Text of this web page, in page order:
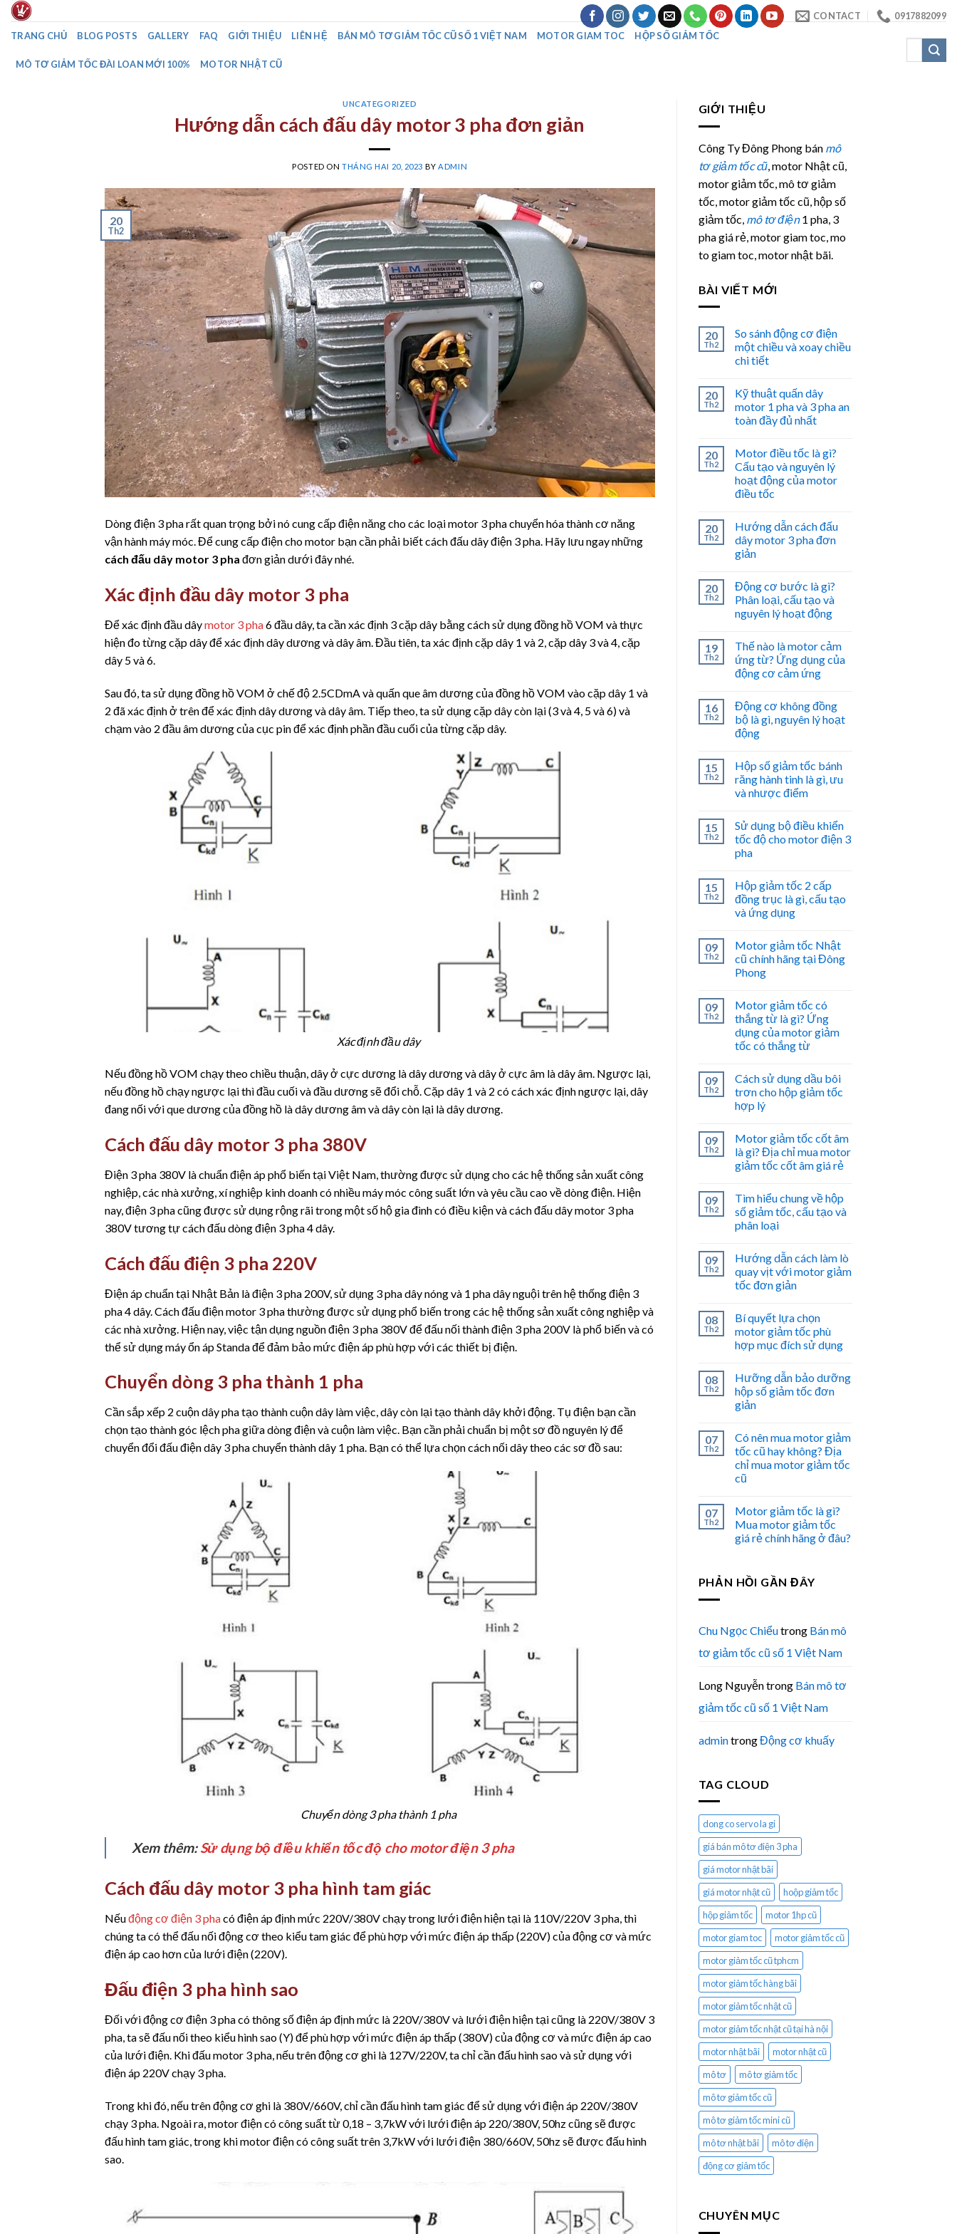
Skip
content
CONTACT
0917882099
TRANG CHỦ
BLOG POSTS GALLERY FAQ GIỚI THIỆU LIÊN HỆ BÁN MÔ TƠ GIẢM TỐC CŨ SỐ 1 VIỆT NAM MOTOR GIAM TOC HỘP SỐ GIẢM TỐC
MÔ TƠ GIẢM TỐC ĐÀI LOAN MỚI 100% MOTOR NHẬT CŨ
UNCATEGORIZED
Hướng dẫn cách đấu dây motor 3 pha đơn giản
POSTED ON THÁNG HAI 20, 2023 BY ADMIN
20
Th2
Dòng điện 3 pha rất quan trọng bởi nó cung cấp điện năng cho các loại motor 3 pha chuyển hóa thành cơ năng
vận hành máy móc. Để cung cấp điện cho motor bạn cần phải biết cách đấu dây điện 3 pha. Hãy lưu ngay những
cách đấu dây motor 3 pha đơn giản dưới đây nhé.
Xác định đầu dây motor 3 pha
Để xác định đầu dâymotor 3 pha6 đầu dây, ta cần xác định 3 cặp dây bằng cách sử dụng đồng hồ VOM và thực
hiện đo từng cặp dây để xác định dây dương và dây âm. Đầu tiên, ta xác định cặp dây 1 và 2, cặp dây 3 và 4, cặp
dây 5 và 6.
Sau đó, ta sử dụng đồng hồ VOM ở chế độ 2.5CDmA và quấn que âm dương của đồng hồ VOM vào cặp dây 1 và
2 đã xác định ở trên để xác định dây dương và dây âm. Tiếp theo, ta sử dụng cặp dây còn lại (3 và 4, 5 và 6) và
chạm vào 2 đầu âm dương của cục pin để xác định phần đầu cuối của từng cặp dây.
Xác định đầu dây
Nếu đồng hồ VOM chạy theo chiều thuận, dây ở cực dương là dây dương và dây ở cực âm là dây âm. Ngược lại,
nếu đồng hồ chạy ngược lại thì đầu cuối và đầu dương sẽ đổi chỗ. Cặp dây 1 và 2 có cách xác định ngược lại, dây
đang nối với que dương của đồng hồ là dây dương âm và dây còn lại là dây dương.
Cách đấu dây motor 3 pha 380V
Điện 3 pha 380V là chuẩn điện áp phổ biến tại Việt Nam, thường được sử dụng cho các hệ thống sản xuất công
nghiệp, các nhà xưởng, xí nghiệp kinh doanh có nhiều máy móc công suất lớn và yêu cầu cao về dòng điện. Hiện
nay, điện 3 pha cũng được sử dụng rộng rãi trong một số hộ gia đình có điều kiện và cách đấu dây motor 3 pha
380V tương tự cách đấu dòng điện 3 pha 4 dây.
Cách đấu điện 3 pha 220V
Điện áp chuẩn tại Nhật Bản là điện 3 pha 200V, sử dụng 3 pha dây nóng và 1 pha dây nguội trên hệ thống điện 3
pha 4 dây. Cách đấu điện motor 3 pha thường được sử dụng phổ biến trong các hệ thống sản xuất công nghiệp và
các nhà xưởng. Hiện nay, việc tận dụng nguồn điện 3 pha 380V để đấu nối thành điện 3 pha 200V là phổ biến và có
thể sử dụng máy ổn áp Standa để đảm bảo mức điện áp phù hợp với các thiết bị điện.
Chuyển dòng 3 pha thành 1 pha
Cần sắp xếp 2 cuộn dây pha tạo thành cuộn dây làm việc, dây còn lại tạo thành dây khởi động. Tụ điện bạn cần
chọn tạo thành góc lệch pha giữa dòng điện và cuộn làm việc. Bạn cần phải chuẩn bị một sơ đồ nguyên lý để
chuyển đổi đấu điện dây 3 pha chuyển thành dây 1 pha. Bạn có thể lựa chọn cách nối dây theo các sơ đồ sau:
Chuyển dòng 3 pha thành 1 pha
Xem thêm:Sử dụng bộ điều khiển tốc độ cho motor điện 3 pha
Cách đấu dây motor 3 pha hình tam giác
Nếuđộng cơ điện 3 phacó điện áp định mức 220V/380V chạy trong lưới điện hiện tại là 110V/220V 3 pha, thì
chúng ta có thể đấu nối động cơ theo kiểu tam giác để phù hợp với mức điện áp thấp (220V) của động cơ và mức
điện áp cao hơn của lưới điện (220V).
Đấu điện 3 pha hình sao
Đối với động cơ điện 3 pha có thông số điện áp định mức là 220V/380V và lưới điện hiện tại cũng là 220V/380V 3
pha, ta sẽ đấu nối theo kiểu hình sao (Y) để phù hợp với mức điện áp thấp (380V) của động cơ và mức điện áp cao
của lưới điện. Khi đấu motor 3 pha, nếu trên động cơ ghi là 127V/220V, ta chỉ cần đấu hình sao và sử dụng với
điện áp 220V chạy 3 pha.
Trong khi đó, nếu trên động cơ ghi là 380V/660V, chỉ cần đấu hình tam giác để sử dụng với điện áp 220V/380V
chạy 3 pha. Ngoài ra, motor điện có công suất từ 0,18 – 3,7kW với lưới điện áp 220/380V, 50hz cũng sẽ được
đấu hình tam giác, trong khi motor điện có công suất trên 3,7kW với lưới điện 380/660V, 50hz sẽ được đấu hình
sao.
GIỚI THIỆU
Công Ty Đông Phong bán mô
tơ giảm tốc cũ, motor Nhật cũ,
motor giảm tốc, mô tơ giảm
tốc, motor giảm tốc cũ, hộp số
giảm tốc, mô tơ điện1 pha, 3
pha giá rẻ, motor giam toc, mo
to giam toc, motor nhật bãi.
BÀI VIẾT MỚI
20
Th2
So sánh động cơ điện
một chiều và xoay chiều
chi tiết
20
Th2
Kỹ thuật quấn dây
motor 1 pha và 3 pha an
toàn đầy đủ nhất
20
Th2
Motor điều tốc là gì?
Cấu tạo và nguyên lý
hoạt động của motor
điều tốc
20
Th2
Hướng dẫn cách đấu
dây motor 3 pha đơn
giản
20
Th2
Động cơ bước là gì?
Phân loại, cấu tạo và
nguyên lý hoạt động
19
Th2
Thế nào là motor cảm
ứng từ? Ứng dụng của
động cơ cảm ứng
16
Th2
Động cơ không đồng
bộ là gì, nguyên lý hoạt
động
15
Th2
Hộp số giảm tốc bánh
răng hành tinh là gì, ưu
và nhược điểm
15
Th2
Sử dụng bộ điều khiển
tốc độ cho motor điện 3
pha
15
Th2
Hộp giảm tốc 2 cấp
đồng trục là gì, cấu tạo
và ứng dụng
09
Th2
Motor giảm tốc Nhật
cũ chính hãng tại Đông
Phong
09
Th2
Motor giảm tốc có
thắng từ là gì? Ứng
dụng của motor giảm
tốc có thắng từ
09
Th2
Cách sử dụng dầu bôi
trơn cho hộp giảm tốc
hợp lý
09
Th2
Motor giảm tốc cốt âm
là gì? Địa chỉ mua motor
giảm tốc cốt âm giá rẻ
09
Th2
Tìm hiểu chung về hộp
số giảm tốc, cấu tạo và
phân loại
09
Th2
Hướng dẫn cách làm lò
quay vịt với motor giảm
tốc đơn giản
08
Th2
Bí quyết lựa chọn
motor giảm tốc phù
hợp mục đích sử dụng
08
Th2
Hưỡng dẫn bảo dưỡng
hộp số giảm tốc đơn
giản
07
Th2
Có nên mua motor giảm
tốc cũ hay không? Địa
chỉ mua motor giảm tốc
cũ
07
Th2
Motor giảm tốc là gì?
Mua motor giảm tốc
giá rẻ chính hãng ở đâu?
PHẢN HỒI GẦN ĐÂY
Chu Ngọc Chiểutrong Bán mô
tơ giảm tốc cũ số 1 Việt Nam
Long Nguyễntrong Bán mô tơ
giảm tốc cũ số 1 Việt Nam
admintrongĐộng cơ khuấy
TAG CLOUD
dong co servo la gi
giá bán mô tơ điện 3 pha
giá motor nhật bãi
giá motor nhật cũ
hoộp giảm tốc
hộp giảm tốc
motor 1hp cũ
motor giam toc
motor giảm tốc cũ
motor giảm tốc cũ tphcm
motor giảm tốc hàng bãi
motor giảm tốc nhật cũ
motor giảm tốc nhật cũ tại hà nội
motor nhật bãi
motor nhật cũ
mô tơ
mô tơ giảm tốc
mô tơ giảm tốc cũ
mô tơ giảm tốc mini cũ
mô tơ nhật bãi
mô tơ điện
động cơ giảm tốc
CHUYÊN MỤC